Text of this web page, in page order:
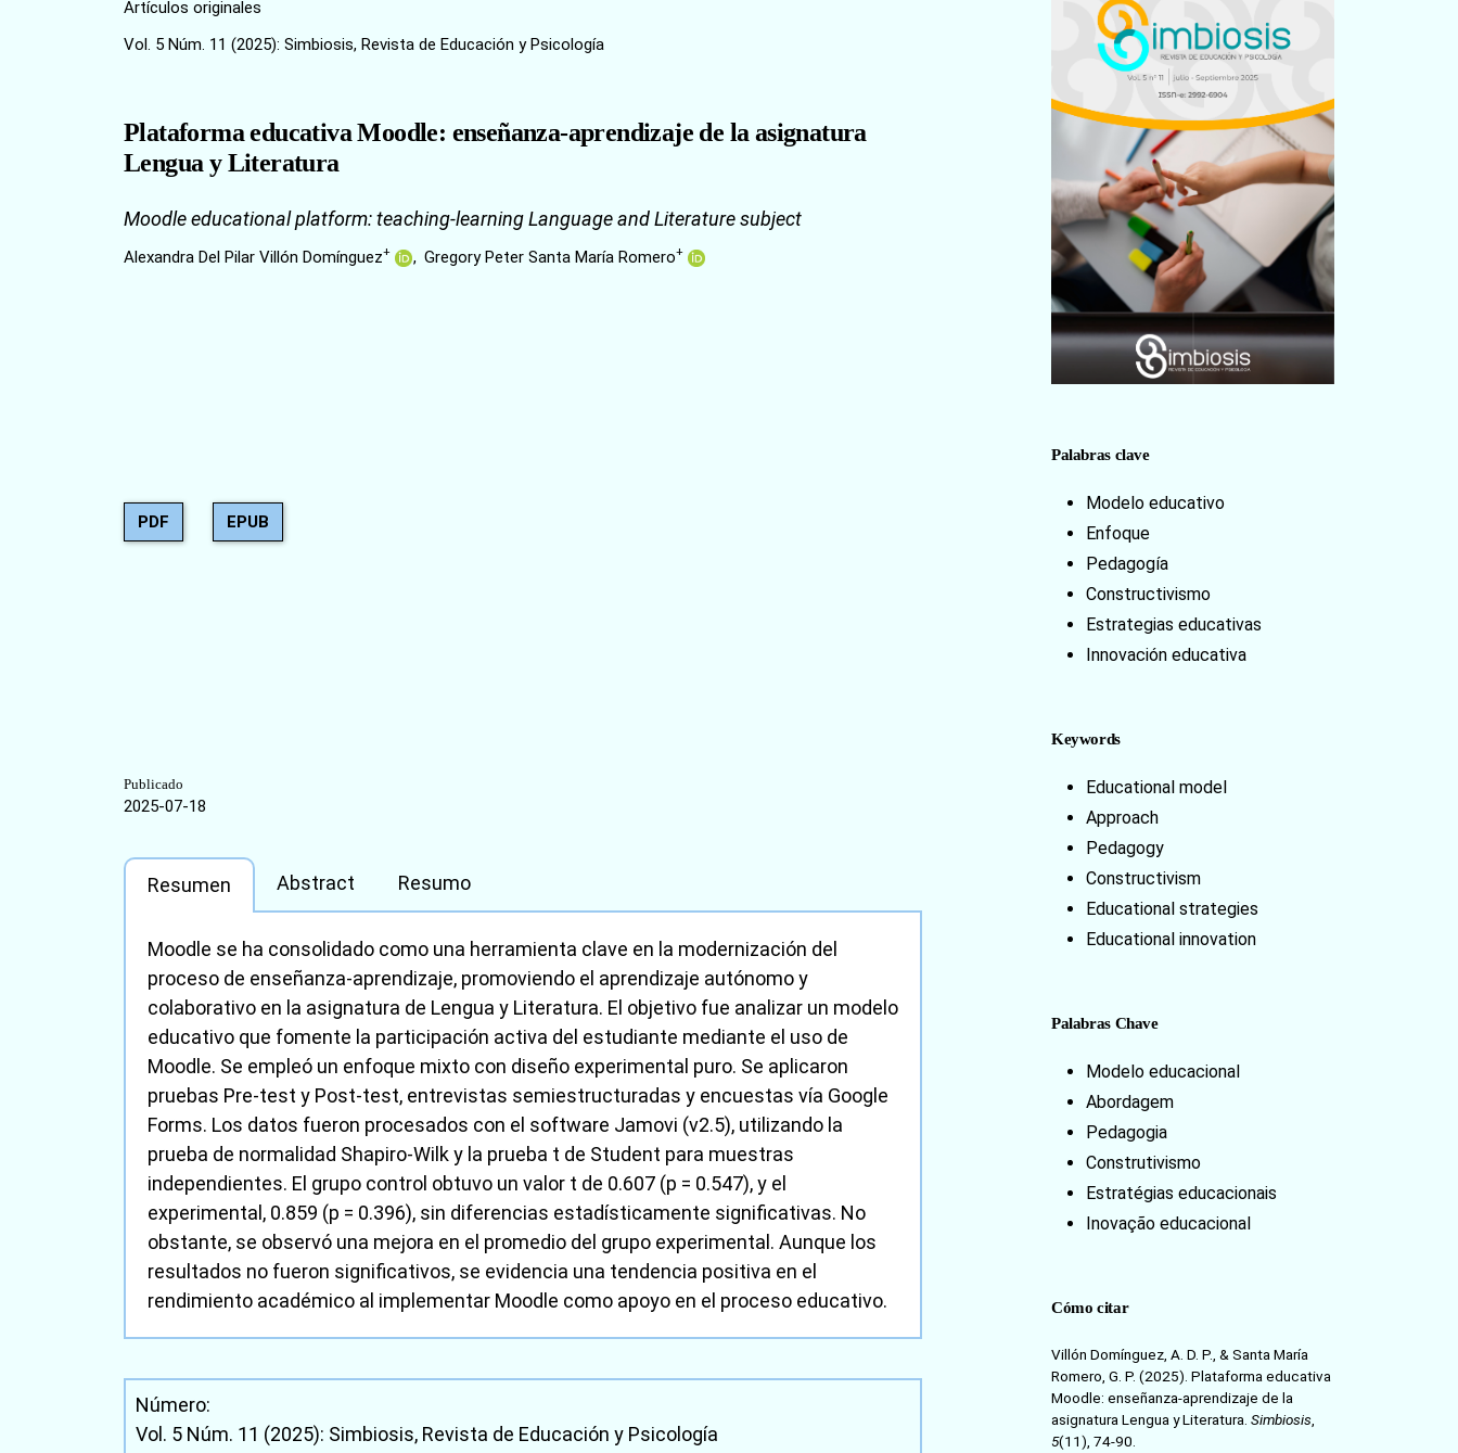
Artículos originales
Vol. 5 Núm. 11 (2025): Simbiosis, Revista de Educación y Psicología
Plataforma educativa Moodle: enseñanza-aprendizaje de la asignatura
Lengua y Literatura
Moodle educational platform: teaching-learning Language and Literature subject
Alexandra Del Pilar Villón Domínguez+ Gregory Peter Santa María Romero+
PDF EPUB
Publicado
2025-07-18
Resumen Abstract Resumo
Moodle se ha consolidado como una herramienta clave en la modernización del
proceso de enseñanza-aprendizaje, promoviendo el aprendizaje autónomo y
colaborativo en la asignatura de Lengua y Literatura. El objetivo fue analizar un modelo
educativo que fomente la participación activa del estudiante mediante el uso de
Moodle. Se empleó un enfoque mixto con diseño experimental puro. Se aplicaron
pruebas Pre-test y Post-test, entrevistas semiestructuradas y encuestas vía Google
Forms. Los datos fueron procesados con el software Jamovi (v2.5), utilizando la
prueba de normalidad Shapiro-Wilk y la prueba t de Student para muestras
independientes. El grupo control obtuvo un valor t de 0.607 (p = 0.547), y el
experimental, 0.859 (p = 0.396), sin diferencias estadísticamente significativas. No
obstante, se observó una mejora en el promedio del grupo experimental. Aunque los
resultados no fueron significativos, se evidencia una tendencia positiva en el
rendimiento académico al implementar Moodle como apoyo en el proceso educativo.
Número:
Vol. 5 Núm. 11 (2025): Simbiosis, Revista de Educación y Psicología
portada
Palabras clave
Modelo educativo
Enfoque
Pedagogía
Constructivismo
Estrategias educativas
Innovación educativa
Keywords
Educational model
Approach
Pedagogy
Constructivism
Educational strategies
Educational innovation
Palabras Chave
Modelo educacional
Abordagem
Pedagogia
Construtivismo
Estratégias educacionais
Inovação educacional
Cómo citar
Villón Domínguez, A. D. P., & Santa María
Romero, G. P. (2025). Plataforma educativa
Moodle: enseñanza-aprendizaje de la
asignatura Lengua y Literatura. Simbiosis,
5(11), 74-90.